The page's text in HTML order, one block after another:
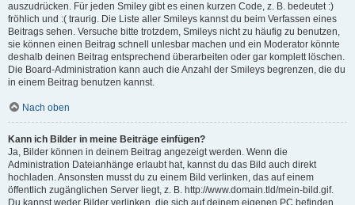
auszudrücken. Für jeden Smiley gibt es einen kurzen Code, z. B. bedeutet :)
fröhlich und :( traurig. Die Liste aller Smileys kannst du beim Verfassen eines
Beitrags sehen. Versuche bitte trotzdem, Smileys nicht zu häufig zu benutzen,
sie können einen Beitrag schnell unlesbar machen und ein Moderator könnte
deshalb deinen Beitrag entsprechend überarbeiten oder gar komplett löschen.
Die Board-Administration kann auch die Anzahl der Smileys begrenzen, die du
in einem Beitrag benutzen kannst.
Nach oben
Kann ich Bilder in meine Beiträge einfügen?
Ja, Bilder können in deinem Beitrag angezeigt werden. Wenn die
Administration Dateianhänge erlaubt hat, kannst du das Bild auch direkt
hochladen. Ansonsten musst du zu einem Bild verlinken, das auf einem
öffentlich zugänglichen Server liegt, z. B. http://www.domain.tld/mein-bild.gif.
Du kannst weder Bilder verlinken, die sich auf deinem eigenen PC befinden